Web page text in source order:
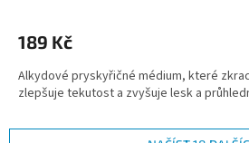
189 Kč
Alkydové pryskyřičné médium, které
zlepšuje tekutost a zvyšuje lesk a